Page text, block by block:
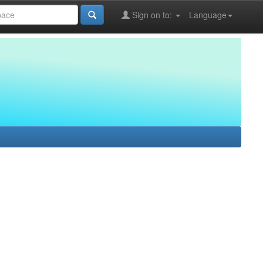
Language
Sign on to: